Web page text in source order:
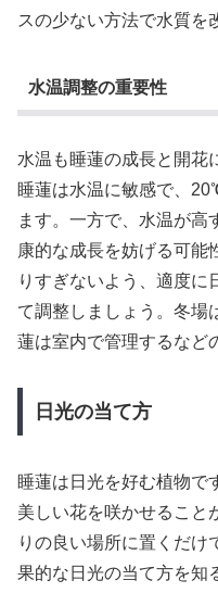
スの少ない方法で水質を
水温調整の重要性
水温も睡蓮の成長と開花
睡蓮は水温に敏感で、
ます。一方で、水温が高
康的な成長を妨げる可能
りすぎないよう、適度に
て調整しましょう。冬場
蓮は室内で管理するなど
日光の当て方
睡蓮は日光を好む植物で
美しい花を咲かせること
りの良い場所に置くだけ
果的な日光の当て方を知